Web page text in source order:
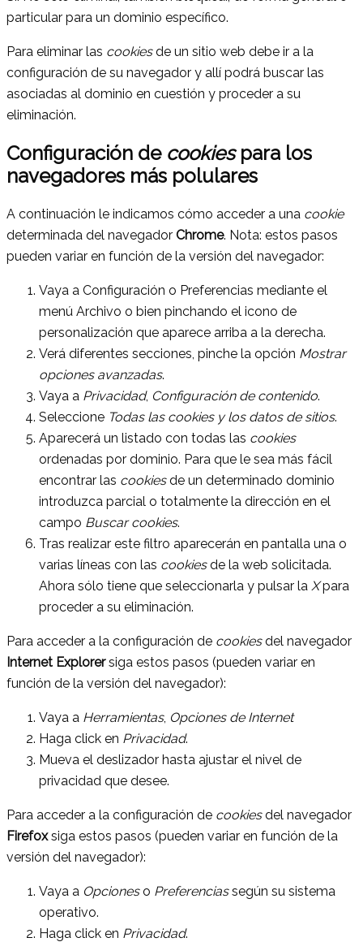
particular para un dominio específico.
Para eliminar las cookiesde un sitio web debe ir a la
configuración de su navegador y allí podrá buscar las
asociadas al dominio en cuestión y proceder a su
eliminación.
Configuración de cookiespara los
navegadores más polulares
A continuación le indicamos cómo acceder a una cookie
determinada del navegador Chrome. Nota: estos pasos
pueden variar en función de la versión del navegador:
Vaya a Configuración o Preferencias mediante el
menú Archivo o bien pinchando el icono de
personalización que aparece arriba a la derecha.
Verá diferentes secciones, pinche la opción Mostrar
opciones avanzadas.
Vaya a Privacidad, Configuración de contenido.
Seleccione Todas las cookiesy los datos de sitios.
Aparecerá un listado con todas las cookies
ordenadas por dominio. Para que le sea más fácil
encontrar las cookiesde un determinado dominio
introduzca parcial o totalmente la dirección en el
campo Buscar cookies.
Tras realizar este filtro aparecerán en pantalla una o
varias líneas con las cookiesde la web solicitada.
Ahora sólo tiene que seleccionarla y pulsar la Xpara
proceder a su eliminación.
Para acceder a la configuración de cookiesdel navegador
Internet Explorersiga estos pasos (pueden variar en
función de la versión del navegador):
Vaya a Herramientas, Opciones de Internet
Haga click en Privacidad.
Mueva el deslizador hasta ajustar el nivel de
privacidad que desee.
Para acceder a la configuración de cookiesdel navegador
Firefoxsiga estos pasos (pueden variar en función de la
versión del navegador):
Vaya a Opcioneso Preferenciassegún su sistema
operativo.
Haga click en Privacidad.